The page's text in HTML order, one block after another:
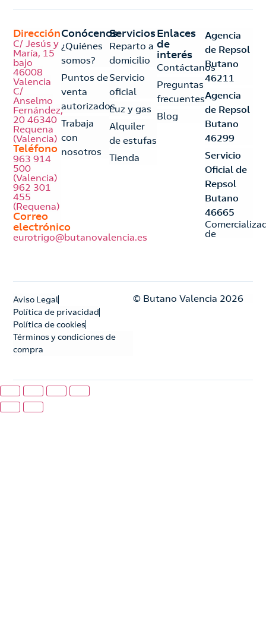
Dirección
C/ Jesús y
María, 15
bajo
46008
Valencia
C/
Anselmo
Fernández,
20 46340
Requena
(Valencia)
Teléfono
963 914
500
(Valencia)
962 301
455
(Requena)
Correo
electrónico
eurotrigo@butanovalencia.es
Conócenos
¿Quiénes
somos?
Puntos de
venta
autorizados
Trabaja
con
nosotros
Servicios
Reparto a
domicilio
Servicio
oficial
Luz y gas
Alquiler
de estufas
Tienda
Enlaces
de
interés
Contáctanos
Preguntas
frecuentes
Blog
Agencia
de Repsol
Butano
46211
Agencia
de Repsol
Butano
46299
Servicio
Oficial de
Repsol
Butano
46665
de
Aviso Legal
Política de privacidad
Política de cookies
Términos y condiciones de
compra
© Butano Valencia 2026